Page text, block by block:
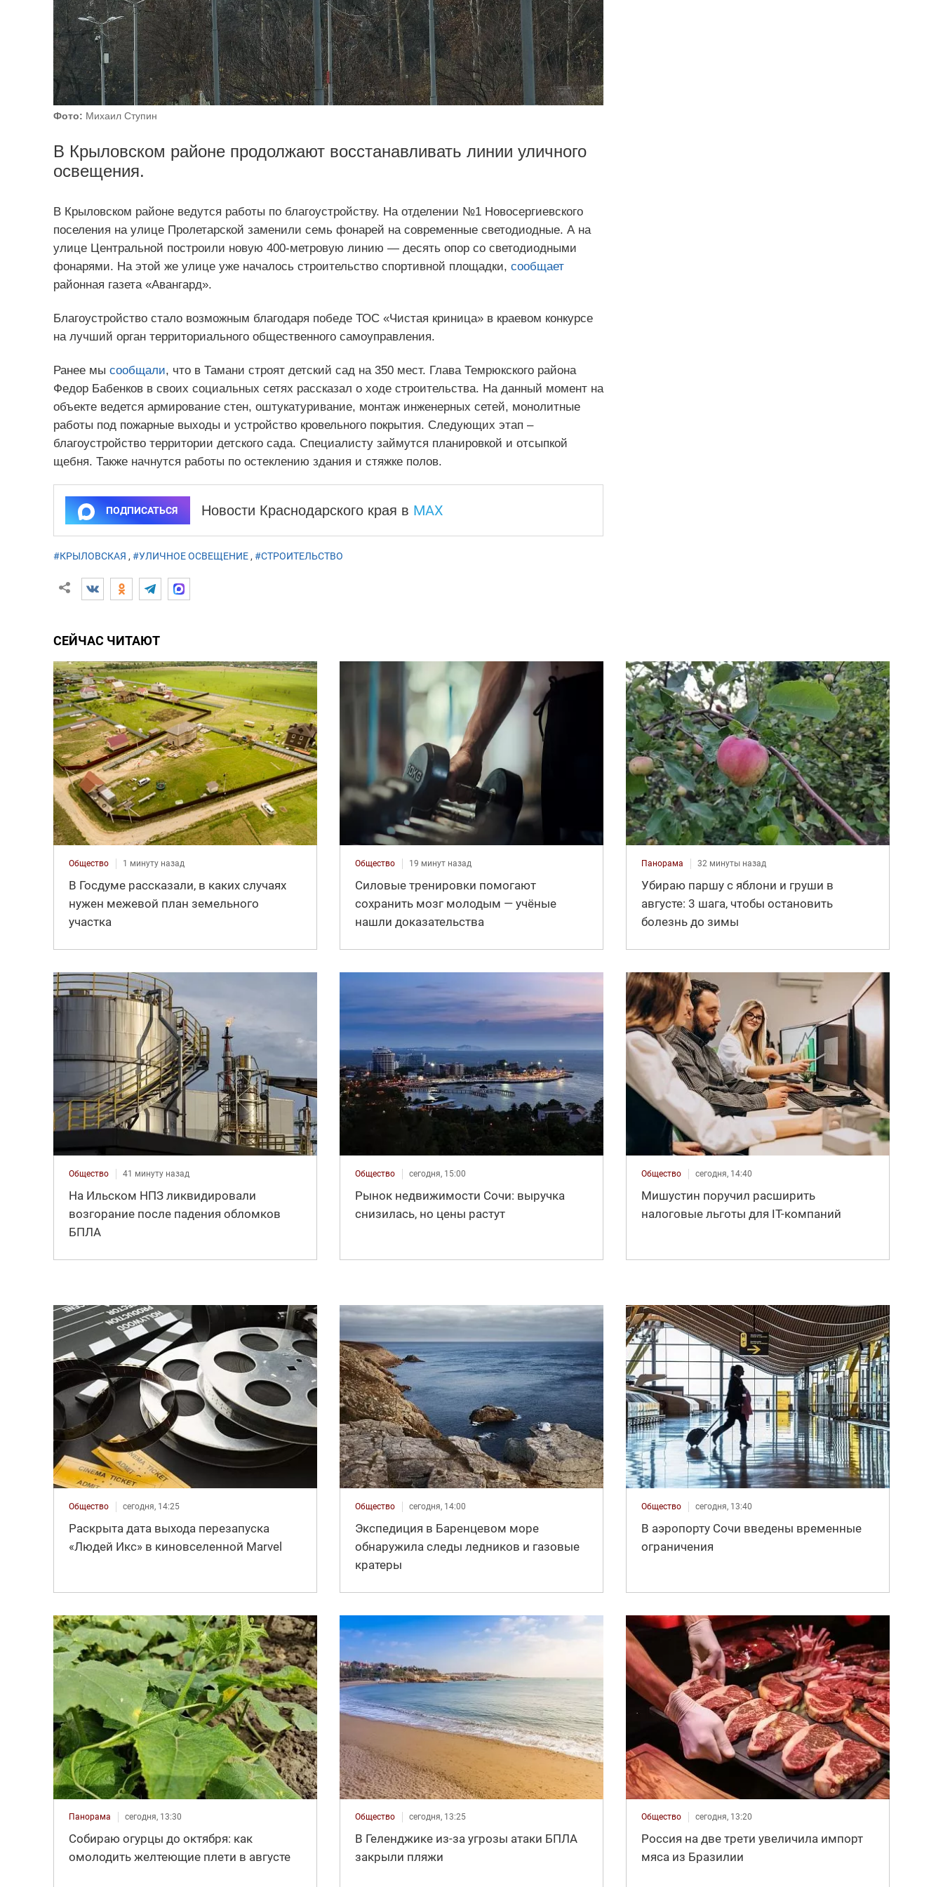
Фото: Михаил Ступин
В Крыловском районе продолжают восстанавливать линии уличного
освещения.
В Крыловском районе ведутся работы по благоустройству. На отделении №1 Новосергиевского
поселения на улице Пролетарской заменили семь фонарей на современные светодиодные. А на
улице Центральной построили новую 400-метровую линию — десять опор со светодиодными
фонарями. На этой же улице уже началось строительство спортивной площадки, сообщает
районная газета «Авангард».
Благоустройство стало возможным благодаря победе ТОС «Чистая криница» в краевом конкурсе
на лучший орган территориального общественного самоуправления.
Ранее мы сообщали, что в Тамани строят детский сад на 350 мест. Глава Темрюкского района
Федор Бабенков в своих социальных сетях рассказал о ходе строительства. На данный момент на
объекте ведется армирование стен, оштукатуривание, монтаж инженерных сетей, монолитные
работы под пожарные выходы и устройство кровельного покрытия. Следующих этап –
благоустройство территории детского сада. Специалисту займутся планировкой и отсыпкой
щебня. Также начнутся работы по остеклению здания и стяжке полов.
ПОДПИСАТЬСЯ Новости Краснодарского края в MAX
#КРЫЛОВСКАЯ , #УЛИЧНОЕ ОСВЕЩЕНИЕ, #СТРОИТЕЛЬСТВО
СЕЙЧАС ЧИТАЮТ
Общество 1 минуту назад
В Госдуме рассказали, в каких случаях
нужен межевой план земельного
участка
Общество 19 минут назад
Силовые тренировки помогают
сохранить мозг молодым — учёные
нашли доказательства
Панорама 32 минуты назад
Убираю паршу с яблони и груши в
августе: 3 шага, чтобы остановить
болезнь до зимы
Общество 41 минуту назад
На Ильском НПЗ ликвидировали
возгорание после падения обломков
БПЛА
Общество сегодня, 15:00
Рынок недвижимости Сочи: выручка
снизилась, но цены растут
Общество сегодня, 14:40
Мишустин поручил расширить
налоговые льготы для IT-компаний
Общество сегодня, 14:25
Раскрыта дата выхода перезапуска
«Людей Икс» в киновселенной Marvel
Общество сегодня, 14:00
Экспедиция в Баренцевом море
обнаружила следы ледников и газовые
кратеры
Общество сегодня, 13:40
В аэропорту Сочи введены временные
ограничения
Панорама сегодня, 13:30
Собираю огурцы до октября: как
омолодить желтеющие плети в августе
Общество сегодня, 13:25
В Геленджике из-за угрозы атаки БПЛА
закрыли пляжи
Общество сегодня, 13:20
Россия на две трети увеличила импорт
мяса из Бразилии